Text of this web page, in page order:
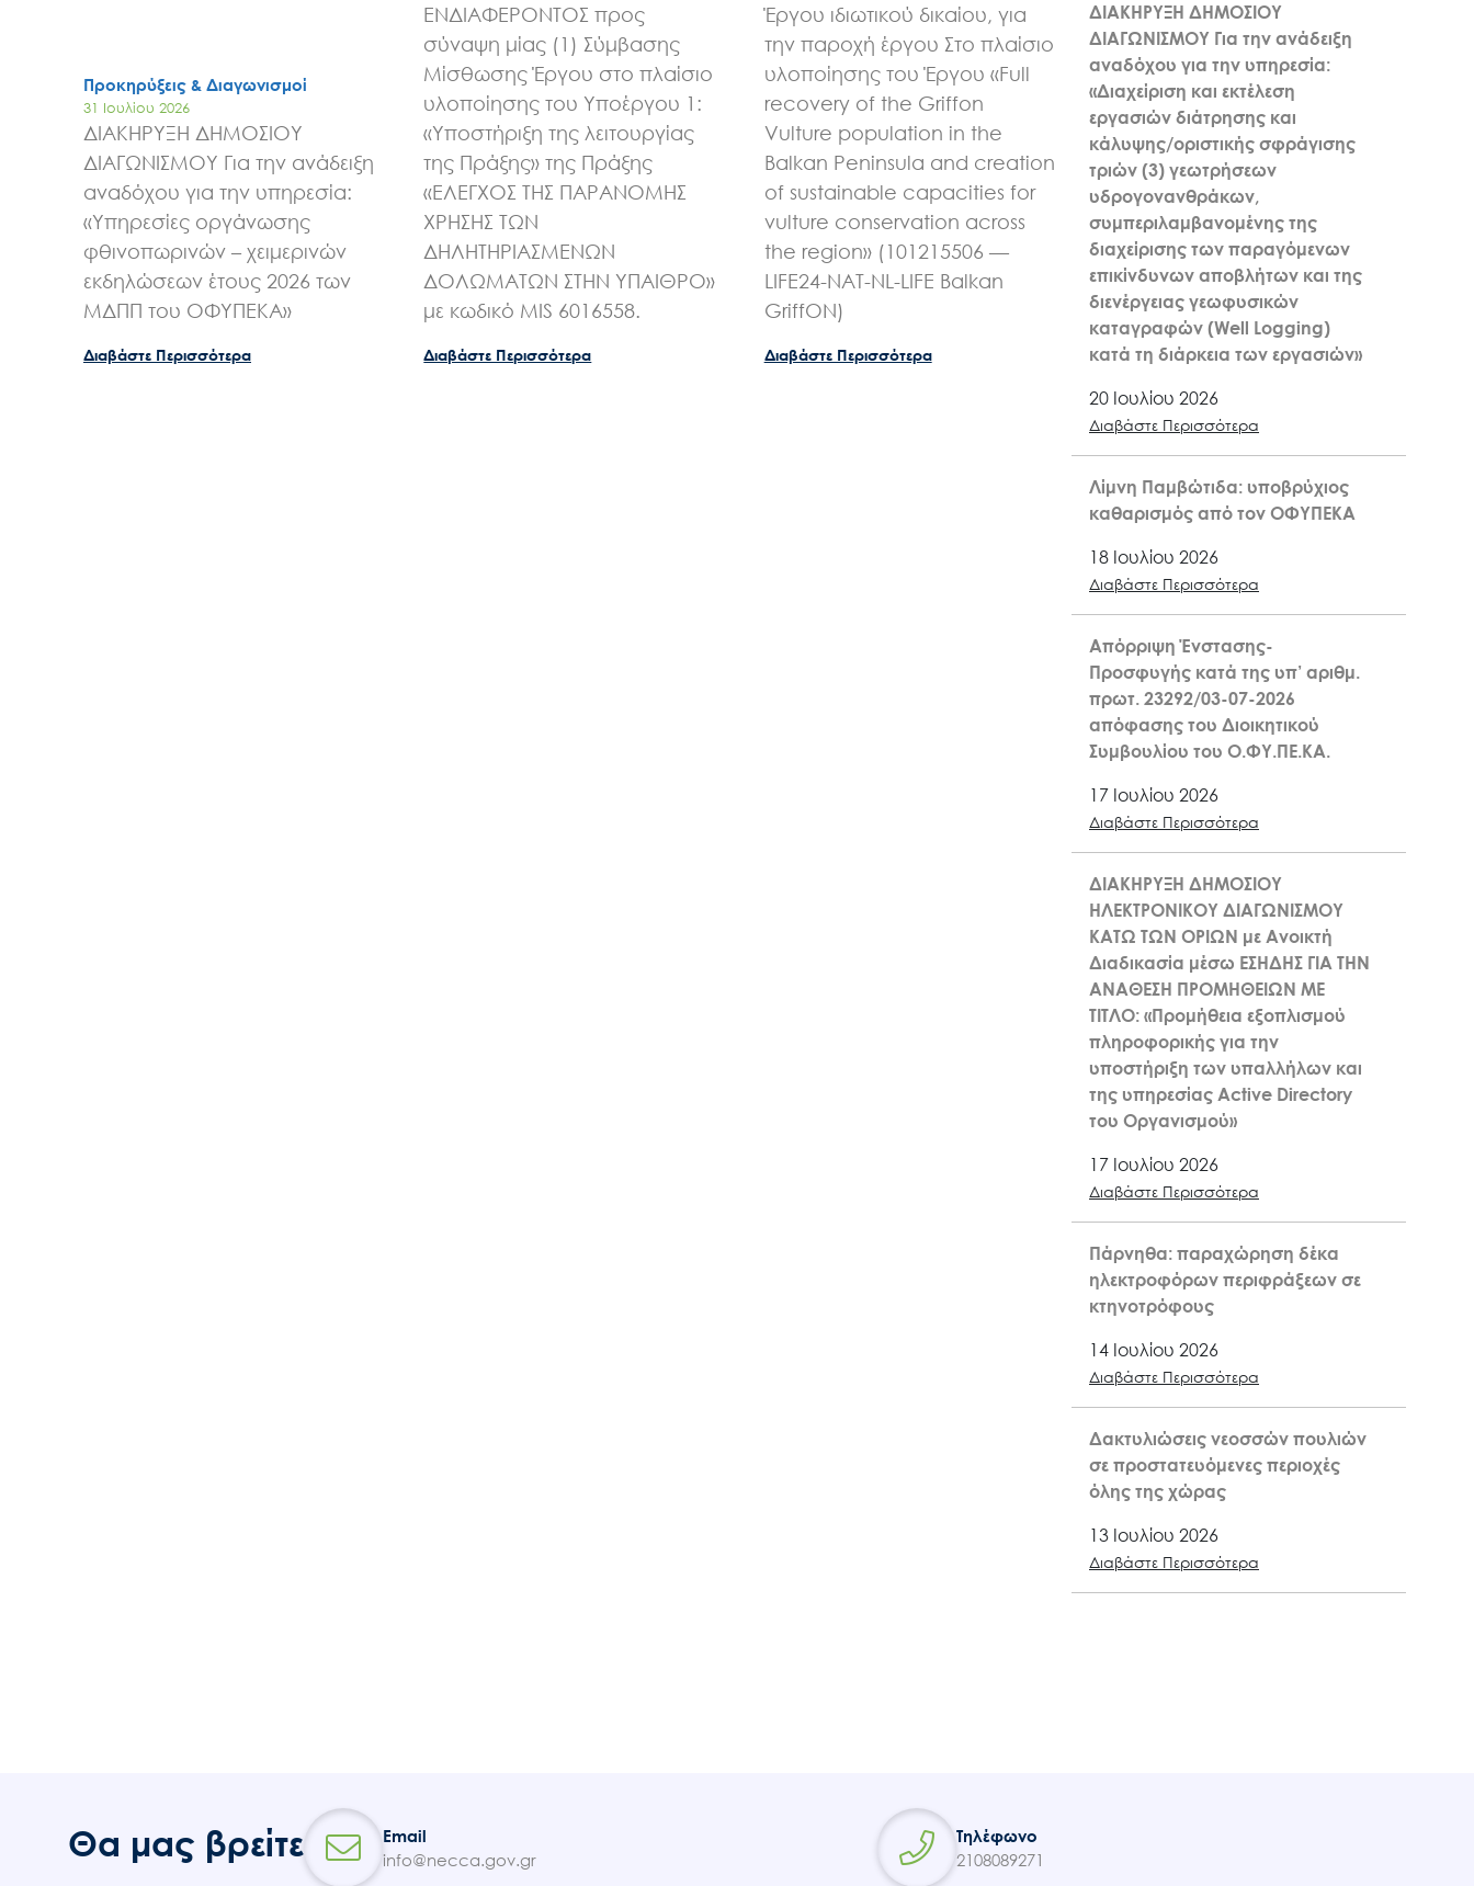
Προκηρύξεις & Διαγωνισμοί
31 Ιουλίου 2026
ΔΙΑΚΗΡΥΞΗ ΔΗΜΟΣΙΟΥ
ΔΙΑΓΩΝΙΣΜΟΥ Για την ανάδειξη
αναδόχου για την υπηρεσία:
«Υπηρεσίες οργάνωσης
φθινοπωρινών – χειμερινών
εκδηλώσεων έτους 2026 των
ΜΔΠΠ του ΟΦΥΠΕΚΑ»
Διαβάστε Περισσότερα
ΕΝΔΙΑΦΕΡΟΝΤΟΣ προς
σύναψη μίας (1) Σύμβασης
Μίσθωσης Έργου στο πλαίσιο
υλοποίησης του Υποέργου 1:
«Υποστήριξη της λειτουργίας
της Πράξης» της Πράξης
«ΕΛΕΓΧΟΣ ΤΗΣ ΠΑΡΑΝΟΜΗΣ
ΧΡΗΣΗΣ ΤΩΝ
ΔΗΛΗΤΗΡΙΑΣΜΕΝΩΝ
ΔΟΛΩΜΑΤΩΝ ΣΤΗΝ ΥΠΑΙΘΡΟ»
με κωδικό MIS 6016558.
Διαβάστε Περισσότερα
Έργου ιδιωτικού δικαίου, για
την παροχή έργου Στο πλαίσιο
υλοποίησης του Έργου «Full
recovery of the Griffon
Vulture population in the
Balkan Peninsula and creation
of sustainable capacities for
vulture conservation across
the region» (101215506 —
LIFE24-NAT-NL-LIFE Balkan
GriffON)
Διαβάστε Περισσότερα
ΔΙΑΚΗΡΥΞΗ ΔΗΜΟΣΙΟΥ
ΔΙΑΓΩΝΙΣΜΟΥ Για την ανάδειξη
αναδόχου για την υπηρεσία:
«Διαχείριση και εκτέλεση
εργασιών διάτρησης και
κάλυψης/οριστικής σφράγισης
τριών (3) γεωτρήσεων
υδρογονανθράκων,
συμπεριλαμβανομένης της
διαχείρισης των παραγόμενων
επικίνδυνων αποβλήτων και της
διενέργειας γεωφυσικών
καταγραφών (Well Logging)
κατά τη διάρκεια των εργασιών»
20 Ιουλίου 2026
Διαβάστε Περισσότερα
Λίμνη Παμβώτιδα: υποβρύχιος
καθαρισμός από τον ΟΦΥΠΕΚΑ
18 Ιουλίου 2026
Διαβάστε Περισσότερα
Απόρριψη Ένστασης-
Προσφυγής κατά της υπ’ αριθμ.
πρωτ. 23292/03-07-2026
απόφασης του Διοικητικού
Συμβουλίου του Ο.ΦΥ.ΠΕ.ΚΑ.
17 Ιουλίου 2026
Διαβάστε Περισσότερα
ΔΙΑΚΗΡΥΞΗ ΔΗΜΟΣΙΟΥ
ΗΛΕΚΤΡΟΝΙΚΟΥ ΔΙΑΓΩΝΙΣΜΟΥ
ΚΑΤΩ ΤΩΝ ΟΡΙΩΝ με Ανοικτή
Διαδικασία μέσω ΕΣΗΔΗΣ ΓΙΑ ΤΗΝ
ΑΝΑΘΕΣΗ ΠΡΟΜΗΘΕΙΩΝ ΜΕ
ΤΙΤΛΟ: «Προμήθεια εξοπλισμού
πληροφορικής για την
υποστήριξη των υπαλλήλων και
της υπηρεσίας Active Directory
του Οργανισμού»
17 Ιουλίου 2026
Διαβάστε Περισσότερα
Πάρνηθα: παραχώρηση δέκα
ηλεκτροφόρων περιφράξεων σε
κτηνοτρόφους
14 Ιουλίου 2026
Διαβάστε Περισσότερα
Δακτυλιώσεις νεοσσών πουλιών
σε προστατευόμενες περιοχές
όλης της χώρας
13 Ιουλίου 2026
Διαβάστε Περισσότερα
Θα μας βρείτε
Email
info@necca.gov.gr
Τηλέφωνο
2108089271